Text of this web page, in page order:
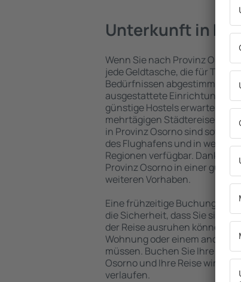
Unterkunft in
Wenn Sie nach Provinz
jede Geldtasche, die für
Bedürfnissen abgestimmt
ausgestattete Einrichtungen
günstige Hostels erwarten die
mehrtägigen Städtereise
in Provinz Osorno sind sowohl
des Flughafens und in
Regionen verfügbar. Dank
Provinz Osorno in einer
weiteren Vorhaben.
Eine frühzeitige Buchung der
die Sicherheit, dass Sie sich
der Reise ausruhen können,
Wohnung oder einem anderen
müssen. Buchen Sie Ihre
Osorno und Ihre Reise wird in
verlaufen.